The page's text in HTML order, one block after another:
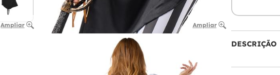
Ampliar Ampliar
DESCRIÇÃO